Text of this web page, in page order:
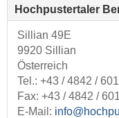
Hochpustertaler
Sillian 49E
9920 Sillian
Österreich
Tel.: +43 / 4842 /
Fax: +43 / 4842 /
E-Mail: